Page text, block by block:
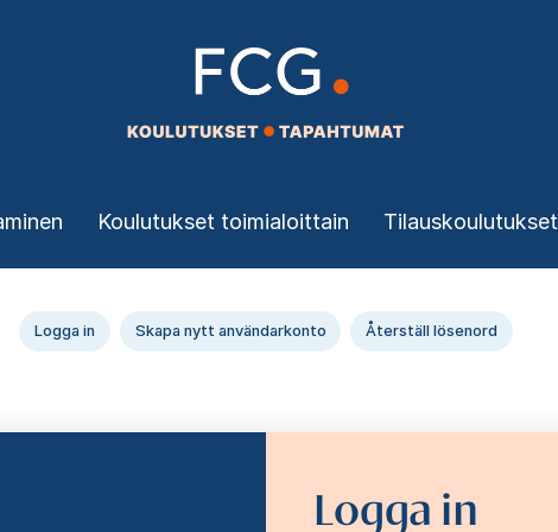
Koulutukset toimialoittain Tilauskoulutukset
Logga in Skapa nytt användarkonto Återställ lösenord
Logga in